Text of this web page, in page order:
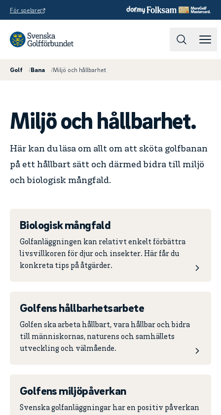
För spelare
Golf /Bana /Miljö och hållbarhet
Miljö och hållbarhet.
Här kan du läsa om allt om att sköta golfbanan
på ett hållbart sätt och därmed bidra till miljö
och biologisk mångfald.
Biologisk mångfald
Golfanläggningen kan relativt enkelt förbättra
livsvillkoren för djur och insekter. Här får du
konkreta tips på åtgärder.
Golfens hållbarhetsarbete
Golfen ska arbeta hållbart, vara hållbar och bidra
till människornas, naturens och samhällets
utveckling och välmående.
Golfens miljöpåverkan
Svenska golfanläggningar har en positiv påverkan